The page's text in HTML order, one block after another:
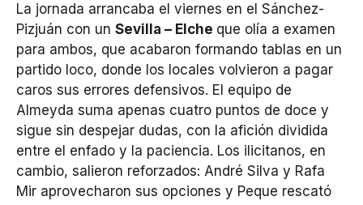
La jornada arrancaba el viernes en el Sánchez-
Pizjuán con un Sevilla – Elche que olía a examen
para ambos, que acabaron formando tablas en un
partido loco, donde los locales volvieron a pagar
caros sus errores defensivos. El equipo de
Almeyda suma apenas cuatro puntos de doce y
sigue sin despejar dudas, con la afición dividida
entre el enfado y la paciencia. Los ilicitanos, en
cambio, salieron reforzados: André Silva y Rafa
Mir aprovecharon sus opciones y Peque rescató